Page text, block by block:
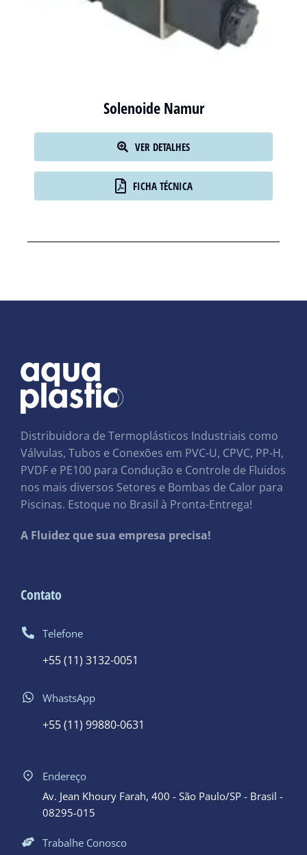
Solenoide Namur
VER DETALHES
FICHA TÉCNICA
Distribuidora de Termoplásticos Industriais como
Válvulas, Tubos e Conexões em PVC-U, CPVC, PP-H,
PVDF e PE100 para Condução e Controle de Fluidos
nos mais diversos Setores e Bombas de Calor para
Piscinas. Estoque no Brasil à Pronta-Entrega!
A Fluidez que sua empresa precisa!
Contato
Telefone
+55 (11) 3132-0051
WhastsApp
+55 (11) 99880-0631
Endereço
Av. Jean Khoury Farah, 400 - São Paulo/SP - Brasil -
08295-015
Trabalhe Conosco